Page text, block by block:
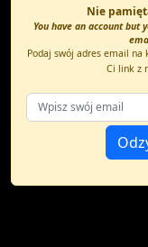
Nie
You have an account but
Podaj swój adres email na
Ci link z